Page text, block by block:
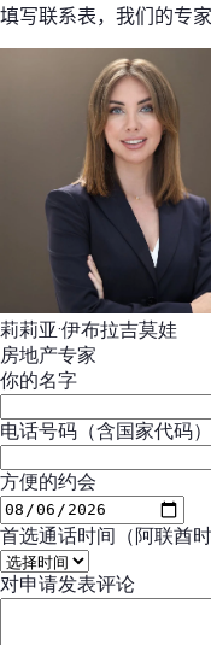
填写联系表，我们的专
莉莉亚·伊布拉吉莫娃
房地产专家
你的名字
电话号码（含国家代码）
方便的约会
首选通话时间（阿联酋时
对申请发表评论